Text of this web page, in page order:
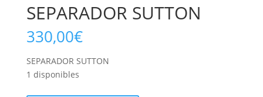
SEPARADOR SUTTON
330,00€
SEPARADOR SUTTON
1 disponibles